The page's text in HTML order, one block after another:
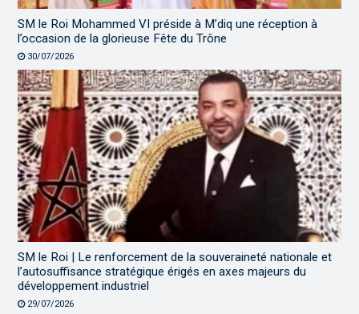
SM le Roi Mohammed VI préside à M’diq une réception à
l’occasion de la glorieuse Fête du Trône
30/07/2026
SM le Roi | Le renforcement de la souveraineté nationale et
l’autosuffisance stratégique érigés en axes majeurs du
développement industriel
29/07/2026